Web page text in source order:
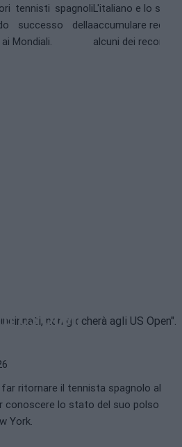
tennisti spagnoli
successo della
Mondiali.
L'italiano e lo
accumulare
alcuni dei record
US Open
ritornare il tennista spagnolo al
conoscere lo stato del suo polso
York.